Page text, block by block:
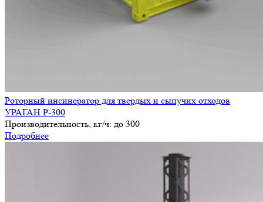
Роторный инсинератор для твердых и сыпучих отходов
УРАГАН Р-300
Производительность, кг/ч: до 300
Подробнее